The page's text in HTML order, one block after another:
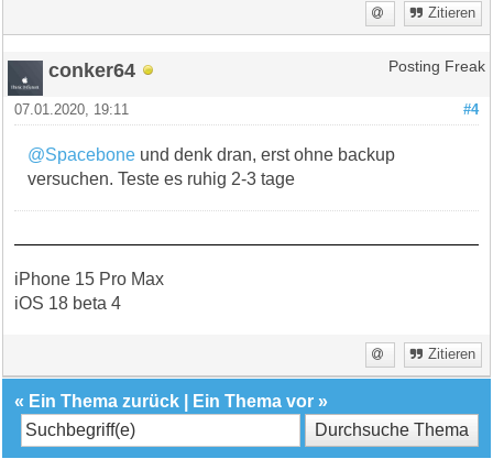
Zitieren
conker64 Posting Freak
#4
07.01.2020, 19:11
@Spacebone und denk dran, erst ohne backup
versuchen. Teste es ruhig 2-3 tage
iPhone 15 Pro Max
iOS 18 beta 4
Zitieren
« Ein Thema zurück Ein Thema vor »